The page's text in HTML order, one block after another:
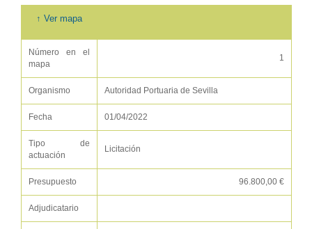
↑ Ver mapa
Número en el
mapa
1
Organismo Autoridad Portuaria de Sevilla
Fecha 01/04/2022
Tipo de
actuación
Licitación
Presupuesto 96.800,00 €
Adjudicatario